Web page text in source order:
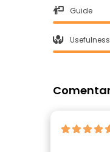
Guide
Usefulness